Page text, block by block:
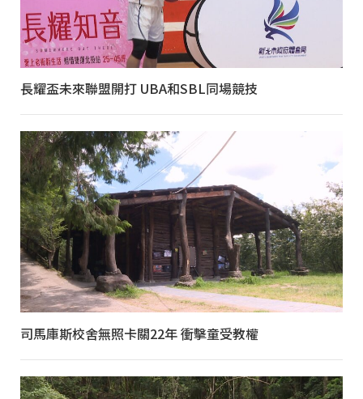
長耀盃未來聯盟開打 UBA和SBL同場競技
司馬庫斯校舍無照卡關22年 衝擊童受教權